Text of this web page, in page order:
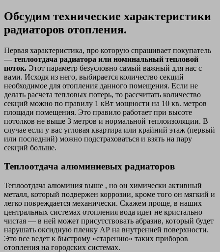
Обсудим технические характеристики
радиаторов отопления.
Первая характеристика, про которую спрашивает покупатель
— теплоотдача радиатора или номинальный тепловой
поток. Этот параметр безусловно самый важный для нас с
вами. Исходя из него, выбирается количество секций
необходимое для отопления данного помещения. Если не
делать расчета тепловых потерь, то рассчитать количество
секций можно по правилу 1 кВт мощности на 10 кв. метров
площади помещения. Это правило работает при высоте
потолков не выше 3 метров и нормальной теплоизоляции. В
случае если у вас угловая квартира или крайний этаж (первый
или последний) можно подстраховаться и взять на пару
секций больше.
Теплоотдача алюминиевых радиаторов
Теплоотдача алюминия выше , но он химически активный
металл, который подвержен коррозии, кроме того он мягкий и
легко повреждается механически. Скажем проще, в наших
центральных системах отопления вода идет не кристально
чистая — в ней может присутствовать абразив, который будет
нарушать оксидную пленку АР на внутренней поверхности.
Это все ведет к быстрому «старению» таких приборов
отопления на городских системах.